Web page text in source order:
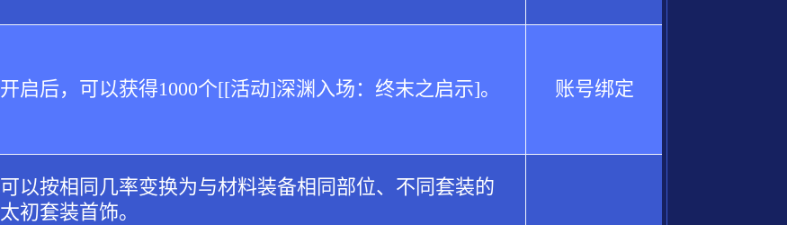
开启后，可以获得1000个[[活动]深渊入场：终末之启示]。 账号绑定
可以按相同几率变换为与材料装备相同部位、不同套装的
太初套装首饰。